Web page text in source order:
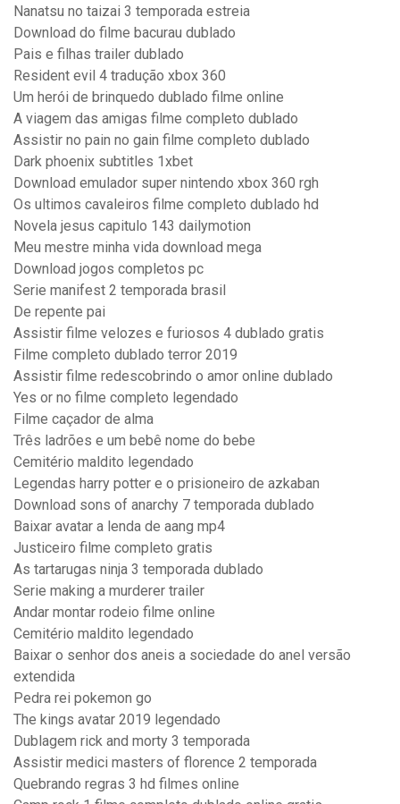
Nanatsu no taizai 3 temporada estreia
Download do filme bacurau dublado
Pais e filhas trailer dublado
Resident evil 4 tradução xbox 360
Um herói de brinquedo dublado filme online
A viagem das amigas filme completo dublado
Assistir no pain no gain filme completo dublado
Dark phoenix subtitles 1xbet
Download emulador super nintendo xbox 360 rgh
Os ultimos cavaleiros filme completo dublado hd
Novela jesus capitulo 143 dailymotion
Meu mestre minha vida download mega
Download jogos completos pc
Serie manifest 2 temporada brasil
De repente pai
Assistir filme velozes e furiosos 4 dublado gratis
Filme completo dublado terror 2019
Assistir filme redescobrindo o amor online dublado
Yes or no filme completo legendado
Filme caçador de alma
Três ladrões e um bebê nome do bebe
Cemitério maldito legendado
Legendas harry potter e o prisioneiro de azkaban
Download sons of anarchy 7 temporada dublado
Baixar avatar a lenda de aang mp4
Justiceiro filme completo gratis
As tartarugas ninja 3 temporada dublado
Serie making a murderer trailer
Andar montar rodeio filme online
Cemitério maldito legendado
Baixar o senhor dos aneis a sociedade do anel versão
extendida
Pedra rei pokemon go
The kings avatar 2019 legendado
Dublagem rick and morty 3 temporada
Assistir medici masters of florence 2 temporada
Quebrando regras 3 hd filmes online